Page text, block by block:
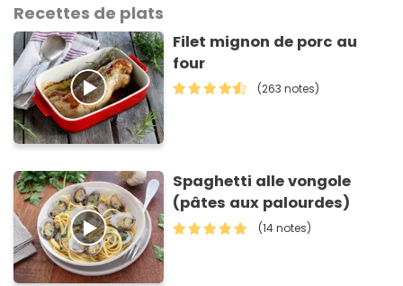
Recettes de plats
Filet mignon de porc au
four
(263 notes)
Spaghetti alle vongole
(pâtes aux palourdes)
(14 notes)